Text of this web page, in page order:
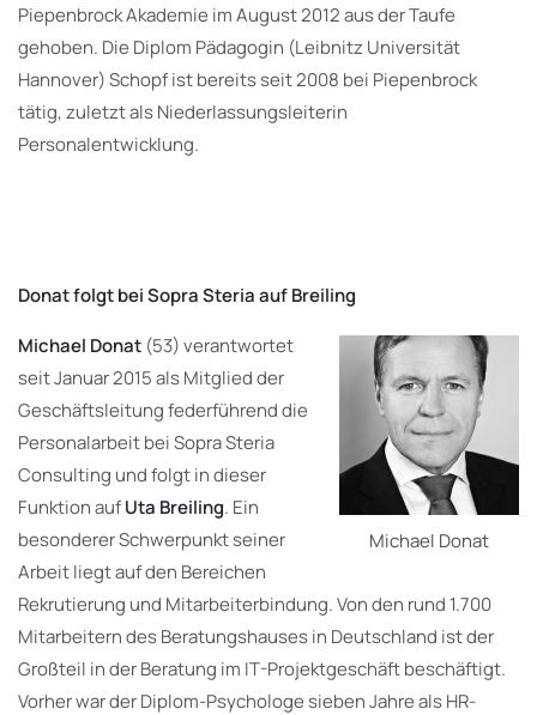
Piepenbrock Akademie im August 2012 aus der Taufe
gehoben. Die Diplom Pädagogin (Leibnitz Universität
Hannover) Schopf ist bereits seit 2008 bei Piepenbrock
tätig, zuletzt als Niederlassungsleiterin
Personalentwicklung.
Donat folgt bei Sopra Steria auf Breiling
Michael Donat
Michael Donat (53) verantwortet
seit Januar 2015 als Mitglied der
Geschäftsleitung federführend die
Personalarbeit bei Sopra Steria
Consulting und folgt in dieser
Funktion aufUta Breiling. Ein
besonderer Schwerpunkt seiner
Arbeit liegt auf den Bereichen
Rekrutierung und Mitarbeiterbindung. Von den rund 1.700
Mitarbeitern des Beratungshauses in Deutschland ist der
Großteil in der Beratung im IT-Projektgeschäft beschäftigt.
Vorher war der Diplom-Psychologe sieben Jahre als HR-